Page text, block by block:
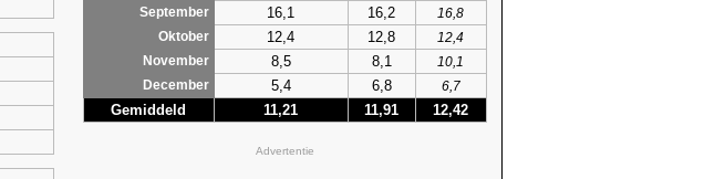
September
16,1 16,2
16,8
Oktober
12,4 12,8
12,4
November
8,5 8,1
10,1
December
5,4 6,8 6,7
Gemiddeld 11,21 11,91 12,42
Advertentie